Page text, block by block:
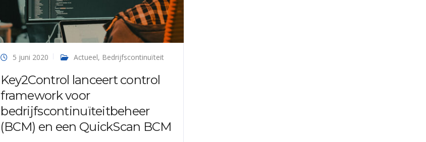
5 juni 2020 Actueel, Bedrijfscontinuïteit
Key2Control lanceert control
framework voor
bedrijfscontinuïteitbeheer
(BCM) en een QuickScan BCM